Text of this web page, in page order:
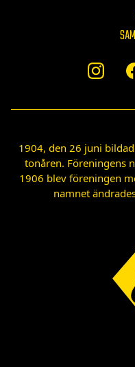
1904, den 26 juni
tonåren. Föreningens
1906 blev föreningen
namnet